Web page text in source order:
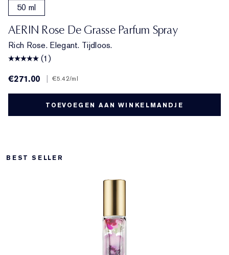
50 ml
AERIN Rose De Grasse Parfum Spray
Rich Rose. Elegant. Tijdloos.
(1)
€271.00
€5.42/ml
TOEVOEGEN AAN WINKELMANDJE
BEST SELLER